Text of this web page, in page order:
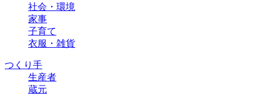
社会・環境
家事
子育て
衣服・雑貨
つくり手
生産者
蔵元